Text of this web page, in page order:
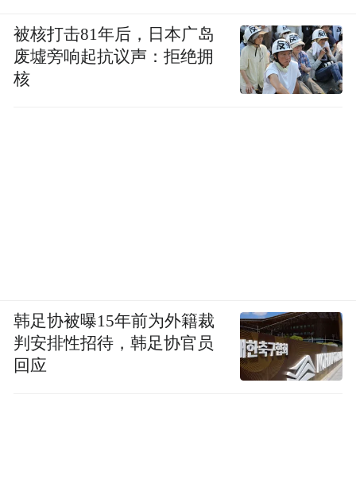
被核打击81年后，日本广岛
废墟旁响起抗议声：拒绝拥
核
韩足协被曝15年前为外籍裁
判安排性招待，韩足协官员
回应